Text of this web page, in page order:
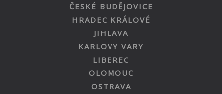
ČESKÉ BUDĚJOVICE
HRADEC KRÁLOVÉ
JIHLAVA
KARLOVY VARY
LIBEREC
OLOMOUC
OSTRAVA